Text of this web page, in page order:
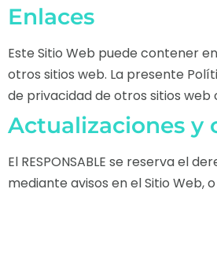
Enlaces
Este Sitio Web puede contener
otros sitios web. La presente
de privacidad de otros sitios web
Actualizaciones y
El RESPONSABLE se reserva el
mediante avisos en el Sitio